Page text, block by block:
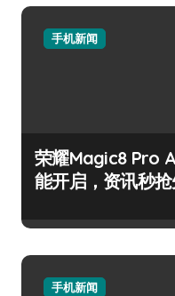
手机新闻
荣耀Magic8 Pro
能开启，资讯秒抢
手机新闻